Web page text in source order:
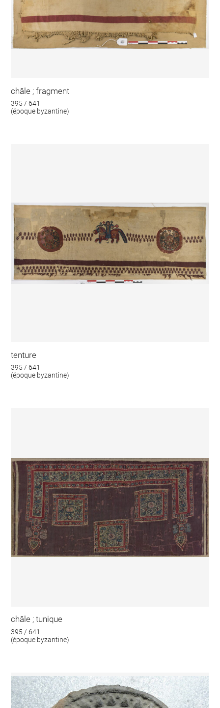
châle ; fragment
395 / 641
(époque byzantine)
tenture
395 / 641
(époque byzantine)
châle ; tunique
395 / 641
(époque byzantine)